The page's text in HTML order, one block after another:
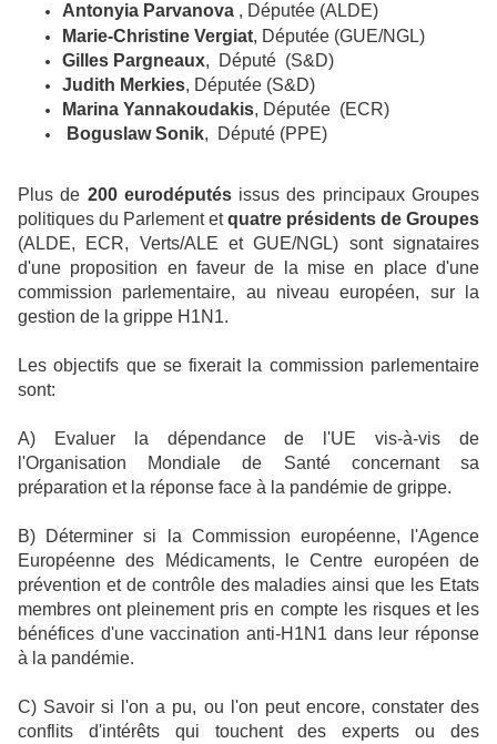
Antonyia Parvanova , Députée (ALDE)
Marie-Christine Vergiat, Députée (GUE/NGL)
Gilles Pargneaux, Député (S&D)
Judith Merkies, Députée (S&D)
Marina Yannakoudakis, Députée (ECR)
Boguslaw Sonik, Député (PPE)
Plus de 200 eurodéputésissus des principaux Groupes
politiques du Parlement etquatre présidents de Groupes
(ALDE, ECR, Verts/ALE et GUE/NGL) sont signataires
d'une proposition en faveur de la mise en place d'une
commission parlementaire, au niveau européen, sur la
gestion de la grippe H1N1.
Les objectifs que se fixerait la commission parlementaire
sont:
A) Evaluer la dépendance de l'UE vis-à-vis de
l'Organisation Mondiale de Santé concernant sa
préparation et la réponse face à la pandémie de grippe.
B) Déterminer si la Commission européenne, l'Agence
Européenne des Médicaments, le Centre européen de
prévention et de contrôle des maladies ainsi que les Etats
membres ont pleinement pris en compte les risques et les
bénéfices d'une vaccination anti-H1N1 dans leur réponse
à la pandémie.
C) Savoir si l'on a pu, ou l'on peut encore, constater des
conflits d'intérêts qui touchent des experts ou des